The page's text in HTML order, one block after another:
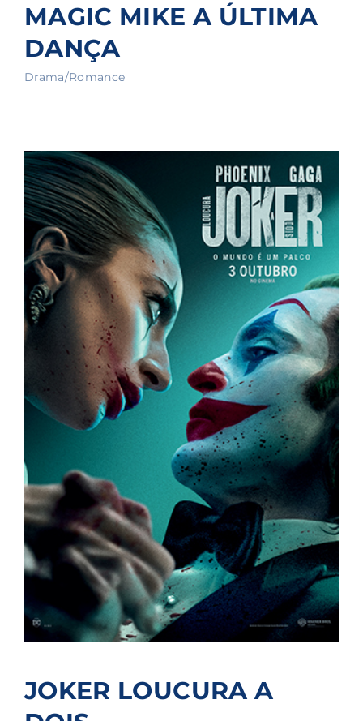
MAGIC MIKE A ÚLTIMA
DANÇA
Drama/Romance
JOKER LOUCURA A